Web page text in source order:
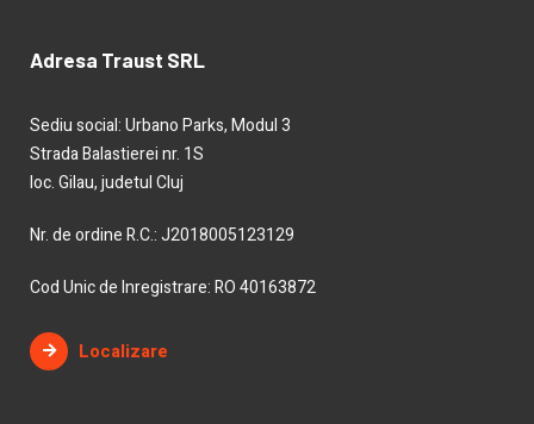
Adresa Traust SRL
Sediu social: Urbano Parks, Modul 3
Strada Balastierei nr. 1S
loc. Gilau, judetul Cluj
Nr. de ordine R.C.: J2018005123129
Cod Unic de Inregistrare: RO 40163872
Localizare